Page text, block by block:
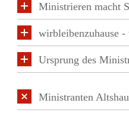
Ministrieren macht
wirbleibenzuhause
Ursprung des
Ministranten